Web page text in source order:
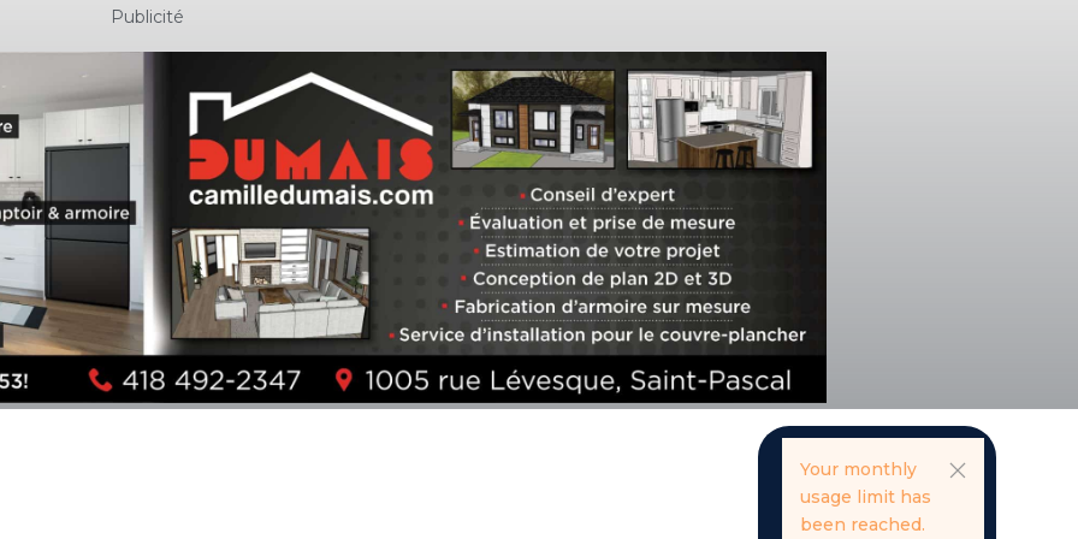
Publicité
Your monthly
usage limit has
been reached.